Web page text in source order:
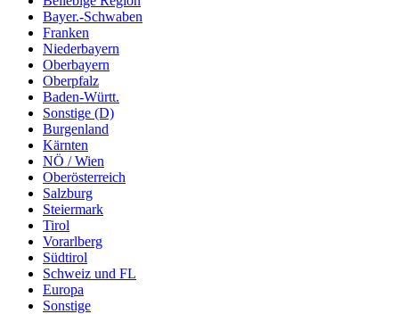
Bayer.-Schwaben
Franken
Niederbayern
Oberbayern
Oberpfalz
Baden-Württ.
Sonstige (D)
Burgenland
Kärnten
NÖ / Wien
Oberösterreich
Salzburg
Steiermark
Tirol
Vorarlberg
Südtirol
Schweiz und FL
Europa
Sonstige